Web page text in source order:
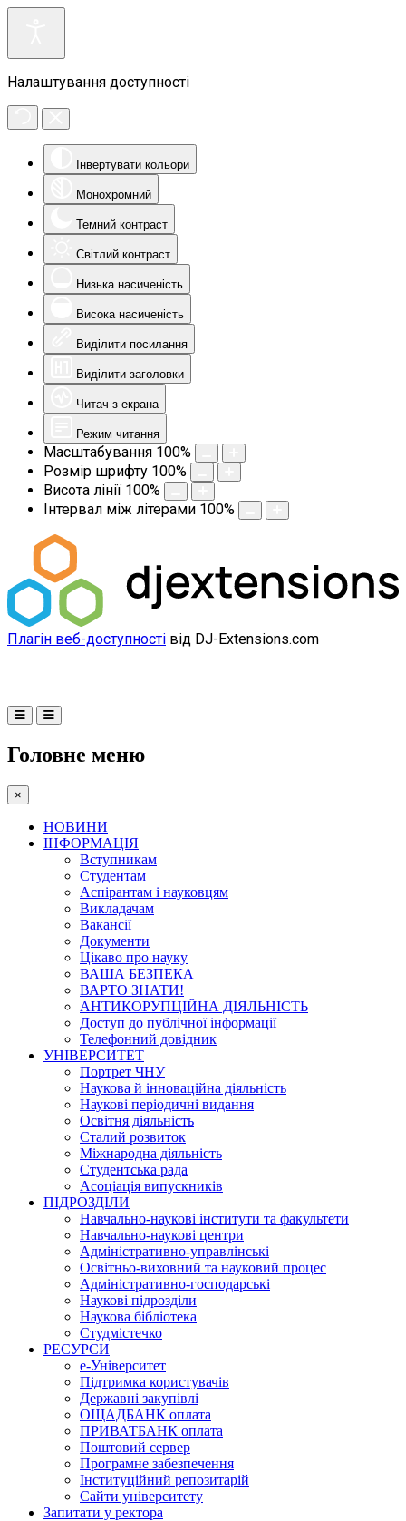
Налаштування доступності
Інвертувати кольори
Монохромний
Темний контраст
Світлий контраст
Низька насиченість
Висока насиченість
Виділити посилання
Виділити заголовки
Читач з екрана
Режим читання
Масштабування 100%
Розмір шрифту 100%
Висота лінії 100%
Інтервал між літерами 100%
Плагін веб-доступності від DJ-Extensions.com
Головне меню
×
НОВИНИ
ІНФОРМАЦІЯ
Вступникам
Студентам
Аспірантам і науковцям
Викладачам
Вакансії
Документи
Цікаво про науку
ВАША БЕЗПЕКА
ВАРТО ЗНАТИ!
АНТИКОРУПЦІЙНА ДІЯЛЬНІСТЬ
Доступ до публічної інформації
Телефонний довідник
УНІВЕРСИТЕТ
Портрет ЧНУ
Наукова й інноваційна діяльність
Наукові періодичні видання
Освітня діяльність
Сталий розвиток
Міжнародна діяльність
Студентська рада
Асоціація випускників
ПІДРОЗДІЛИ
Навчально-наукові інститути та факультети
Навчально-наукові центри
Адміністративно-управлінські
Освітньо-виховний та науковий процес
Адміністративно-господарські
Наукові підрозділи
Наукова бібліотека
Студмістечко
РЕСУРСИ
е-Університет
Підтримка користувачів
Державні закупівлі
ОЩАДБАНК оплата
ПРИВАТБАНК оплата
Поштовий сервер
Програмне забезпечення
Інституційний репозитарій
Сайти університету
Запитати у ректора